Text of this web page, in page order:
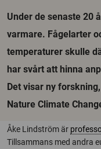
Under de senaste 20
varmare. Fågelarter
temperaturer skulle
har svårt att hinna
Det visar ny
Nature Climate
Åke Lindström är
Tillsammans med andra